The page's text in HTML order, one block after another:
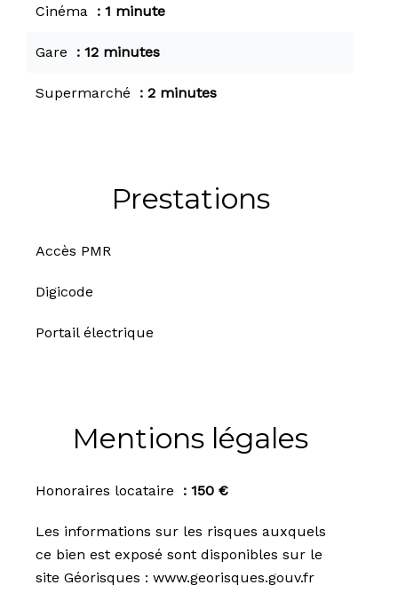
Cinéma 1 minute
Gare 12 minutes
Supermarché 2 minutes
Prestations
Accès PMR
Digicode
Portail électrique
Mentions légales
Honoraires locataire 150 €
Les informations sur les risques auxquels
ce bien est exposé sont disponibles sur le
site Géorisques : www.georisques.gouv.fr